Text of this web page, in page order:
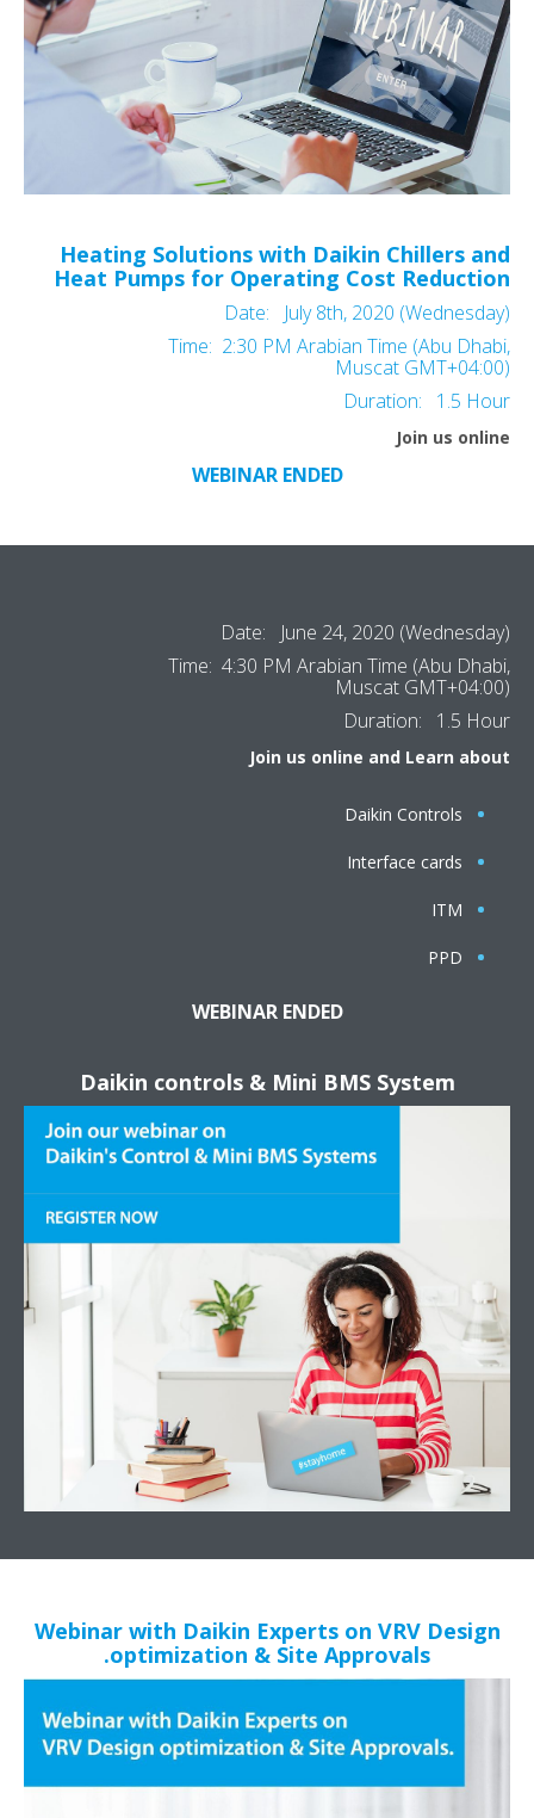
Heating Solutions with Daikin Chillers and
Heat Pumps for Operating Cost Reduction
Date: July 8th, 2020 (Wednesday)
Time: 2:30 PM Arabian Time (Abu Dhabi,
Muscat GMT+04:00)
Duration: 1.5 Hour
Join us online
WEBINAR ENDED
Date: June 24, 2020 (Wednesday)
Time: 4:30 PM Arabian Time (Abu Dhabi,
Muscat GMT+04:00)
Duration: 1.5 Hour
Join us online and Learn about
Daikin Controls
Interface cards
ITM
PPD
WEBINAR ENDED
Daikin controls & Mini BMS System
Webinar with Daikin Experts on VRV Design
optimization & Site Approvals.